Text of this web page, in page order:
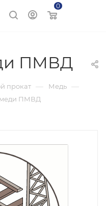
0
ПМВД
прокат — Медь —
ПМВД